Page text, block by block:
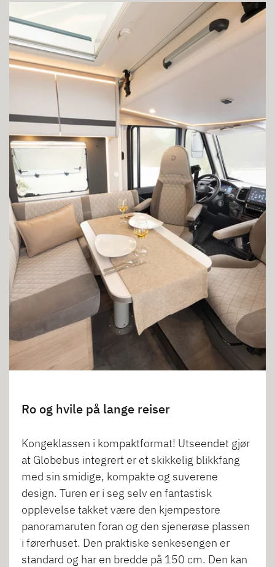
Ro og hvile på lange reiser
Kongeklassen i kompaktformat! Utseendet gjør
at Globebus integrert er et skikkelig blikkfang
med sin smidige, kompakte og suverene
design. Turen er i seg selv en fantastisk
opplevelse takket være den kjempestore
panoramaruten foran og den sjenerøse plassen
i førerhuset. Den praktiske senkesengen er
standard og har en bredde på 150 cm. Den kan